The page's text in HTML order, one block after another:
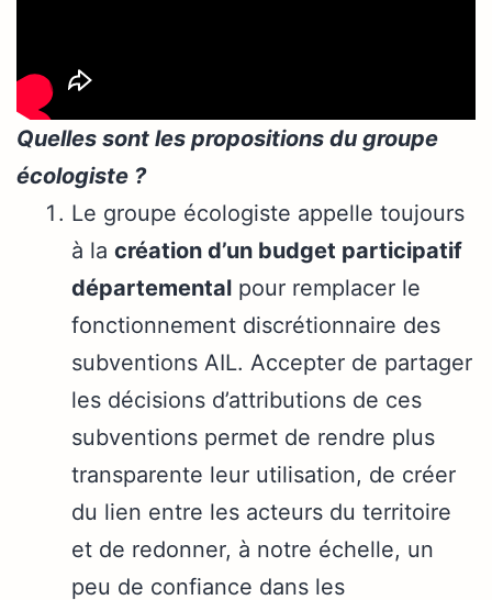
Quelles sont les propositions du groupe
écologiste ?
Le groupe écologiste appelle toujours
à la création d’un budget participatif
départemental pour remplacer le
fonctionnement discrétionnaire des
subventions AIL. Accepter de partager
les décisions d’attributions de ces
subventions permet de rendre plus
transparente leur utilisation, de créer
du lien entre les acteurs du territoire
et de redonner, à notre échelle, un
peu de confiance dans les